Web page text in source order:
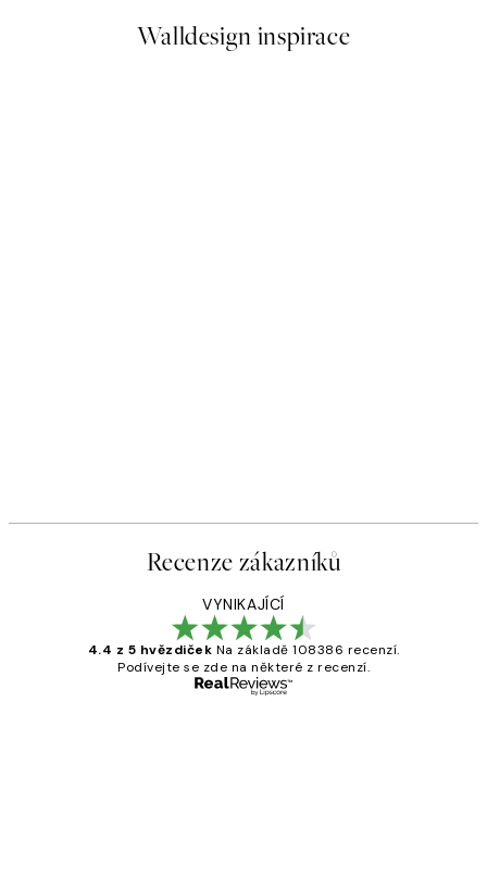
Walldesign inspirace
Recenze zákazníků
VYNIKAJÍCÍ
4.4 z 5 hvězdiček Na základě 108386 recenzí.
Podívejte se zde na některé z recenzí.